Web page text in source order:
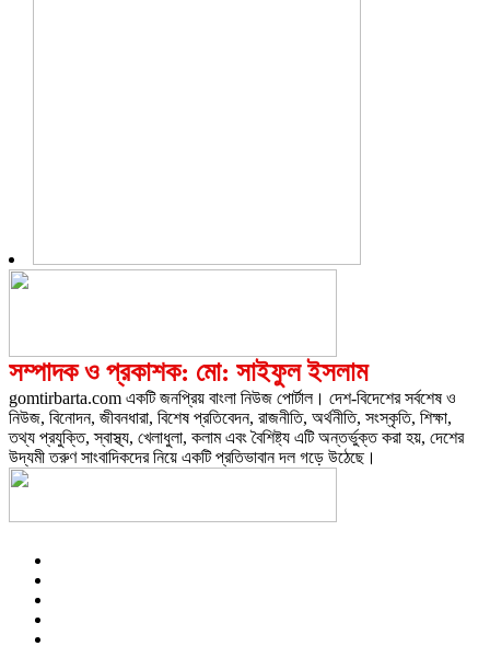
সম্পাদক ও প্রকাশক: মো: সাইফুল ইসলাম
gomtirbarta.com একটি জনপ্রিয় বাংলা নিউজ পোর্টাল। দেশ-বিদেশের সর্বশেষ ও
নিউজ, বিনোদন, জীবনধারা, বিশেষ প্রতিবেদন, রাজনীতি, অর্থনীতি, সংস্কৃতি, শিক্ষা,
তথ্য প্রযুক্তি, স্বাস্থ্য, খেলাধুলা, কলাম এবং বৈশিষ্ট্য এটি অন্তর্ভুক্ত করা হয়, দেশের
উদ্যমী তরুণ সাংবাদিকদের নিয়ে একটি প্রতিভাবান দল গড়ে উঠেছে।